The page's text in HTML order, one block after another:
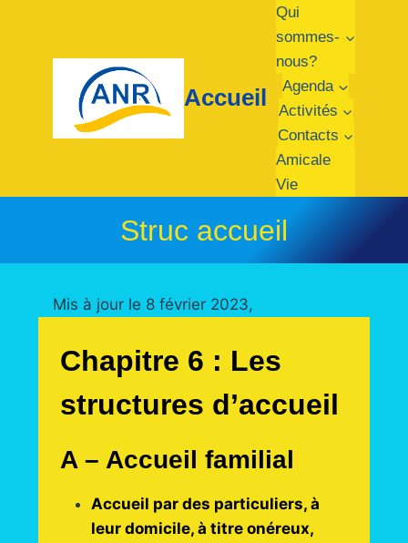
contenu
Accueil
Qui
sommes-
nous?
Agenda
Activités
Contacts
Amicale
Vie
Struc accueil
Mis à jour le 8 février 2023,
Chapitre 6 : Les
structures d’accueil
A – Accueil familial
Accueil par des particuliers, à
leur domicile, à titre onéreux,